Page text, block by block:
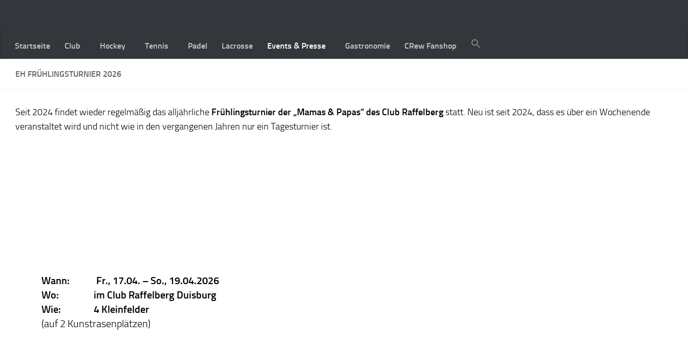
Startseite Club Hockey Tennis Padel Lacrosse Events & Presse Gastronomie CRew Fanshop
EH FRÜHLINGSTURNIER 2026
Seit 2024 findet wieder regelmäßig das alljährliche Frühlingsturnier der „Mamas & Papas“ des Club Raffelbergstatt. Neu ist seit 2024, dass es über ein Wochenende
veranstaltet wird und nicht wie in den vergangenen Jahren nur ein Tagesturnier ist.
Wann: Fr., 17.04. – So., 19.04.2026
Wo: im Club Raffelberg Duisburg
Wie: 4 Kleinfelder
(auf 2 Kunstrasenplätzen)